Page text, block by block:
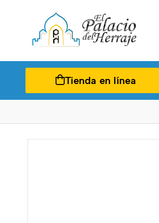
Tienda en línea